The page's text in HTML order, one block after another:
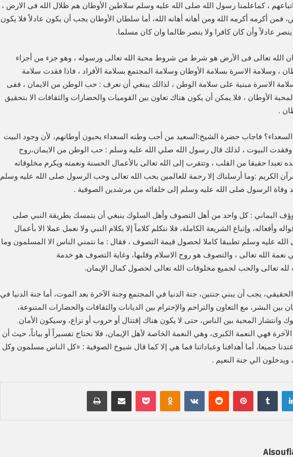
، كماعلمنا رسول الله صلى الله عليه وسلم سلاطين الأوطان هم ظلال الله فى الارض ،
أكرمه أكرمه الله ومن أهانه أهانه الله، أما سلطان الأوطان يجب أن يكون عادلاً فلا يكون
عادلاً وأن كان كافرا ولا ينصر ظالما وان كان مسلما.
الله تعالى فى الأرض هو شرط من شروط محبة الله تعالى ورسوله ، وهو جزء من أجزاء
، وسلامة الاسرة بسلامة الأوطان وسلامة المجتمع بسلامة الأفراد ، فاذا فقدت سلامة
الاسرة مبنية على سلامة الوطن ، لذالك يبنغي أن نعرف : حب الوطن من الايمان ، ففى
الأوطان ، فلا يمكن أن يكون هناك تعاون بين القوميات والحضارات والثقافات الا بتحقيق
.
فاجاب حضرة الشيخ:السعيد من أحب وطنه السعداء يحبون أوطانهم، لأن وجود البيت
وفقدت البيوت ، لذلك قال رسول الله صلي الله عليه وسلم : حب الوطن من الايمان،روح
تعبدا حقيقا من القلب ، وتتقرب إلى الله تعالى بالأعمال الحسنة ونعمته ويكرم مخلوقاته
الكريم :وما أرسلناك إلا رحمة للعالمين بحب الله تعالى وحب الرسول صلى الله عليه وسلم
وفاة الرسول صلى الله عليه وسلم إلى خلفائه من مرشدين الصوفية .
اليماني : كل واحد من أهل التصوف وأهل السلوك ينبغي أن يتمسك بطريقة النبي صلى
وإتباع الشريعة الكاملة، فلا نتكلم كلاماً إلا بكلام النبي ولا نعمل عملا الا بأعمال
عليه وسلم تطبيقا كاملا لحصول قيمة التصوف ، فقال : ما نتمني الناس الا المسلمون وما
نعمة الله تعالى ، والتصوف هو روح الاسلام وقلبها، وغاية التصوف هو خدمة
تعالى والحب لجميع مخلوقات الله تعالى لحصول كمال الإيمان.
يجب أن يبني جنتين، جنة الدنيا في المجتمع وجنة الآخرة بعد الموت، أما جنة الدنيا في
البشر، مع التعاون والتراحم والإحترام بين الديانات والثقافات والحضارات المتنوعة،
وانتشار المحبة بين الناس، حتى لا يكون هناك إقتتال أو حروب أو نزاع، وسيكون الأمان
فهي النعمة الكبرى، وهي النعمة الخاصة لأهل الإيمان، فلا نحتاج تفسيراً أو بياناً، حيث أن
عندنا جميعا، أما أهدافنا وعباداتنا فما هي إلا كما قال شيوخ الصوفية : «كل الناس مسلمون وكل
الي جنة النعيم .
لينكدإن بينتيريست بوكيت